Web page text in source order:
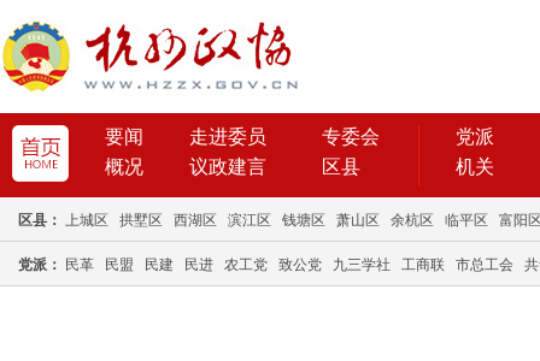
要闻 走进委员
专委会
概况
议政建言 区县
党派
机关
区县： 上城区 拱墅区 西湖区 滨江区 钱塘区 萧山区 余杭区 临平区 富阳
党派： 民革 民盟 民建 民进 农工党 致公党 九三学社 工商联 市总工会